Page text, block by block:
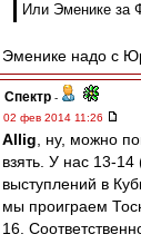
Или Эменике за
Эменике надо с
Спектр -
02 фев 2014 11:26
Allig , ну, можно
взять. У нас 13-14
выступлений в
мы проиграем
16.